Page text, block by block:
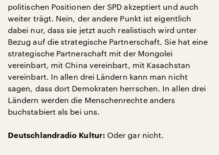
politischen Positionen der SPD akzeptiert und auch
weiter trägt. Nein, der andere Punkt ist eigentlich
dabei nur, dass sie jetzt auch realistisch wird unter
Bezug auf die strategische Partnerschaft. Sie hat eine
strategische Partnerschaft mit der Mongolei
vereinbart, mit China vereinbart, mit Kasachstan
vereinbart. In allen drei Ländern kann man nicht
sagen, dass dort Demokraten herrschen. In allen drei
Ländern werden die Menschenrechte anders
buchstabiert als bei uns.
Deutschlandradio Kultur: Oder gar nicht.